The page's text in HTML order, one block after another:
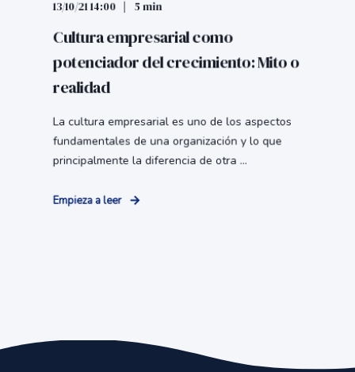
13/10/21 14:00 5 min
Cultura empresarial como
potenciador del crecimiento: Mito o
realidad
La cultura empresarial es uno de los aspectos
fundamentales de una organización y lo que
principalmente la diferencia de otra ...
Empieza a leer